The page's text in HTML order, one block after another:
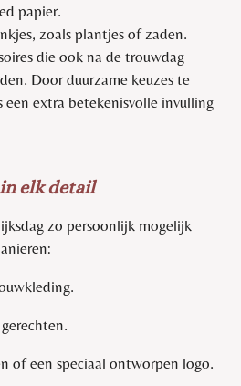
papier.
zoals plantjes of zaden.
die ook na de trouwdag
Door duurzame keuzes te
een extra betekenisvolle invulling
elk detail
zo persoonlijk mogelijk
of een speciaal ontworpen logo.